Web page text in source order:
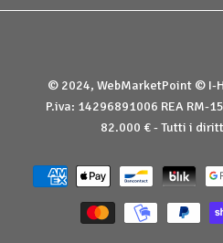
© 2024, WebMarketPoint © I-
P.iva: 14296891006 REA RM-
82.000 € - Tutti i